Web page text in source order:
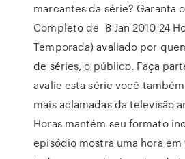
marcantes da série? Garanta
Completo de 8 Jan 2010 24
Temporada) avaliado por
de séries, o público. Faça
avalie esta série você
mais aclamadas da televisão
Horas mantém seu formato
episódio mostra uma hora